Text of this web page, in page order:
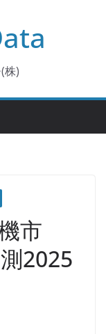
株)
市
2025